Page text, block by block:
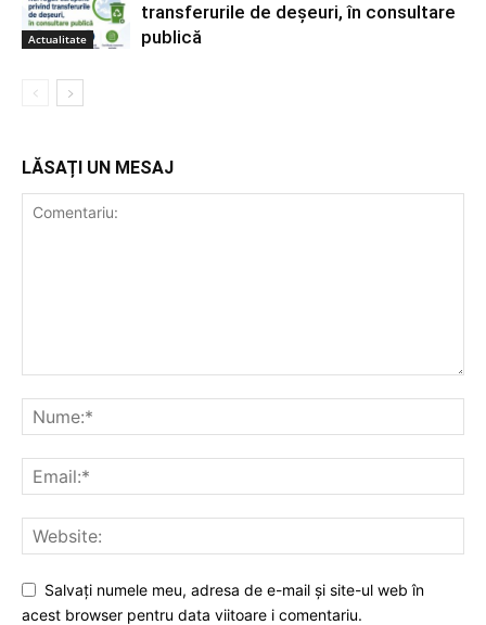
Actualitate
transferurile de deșeuri, în consultare
publică
LĂSAȚI UN MESAJ
Salvați numele meu, adresa de e-mail și site-ul web în
acest browser pentru data viitoare i comentariu.